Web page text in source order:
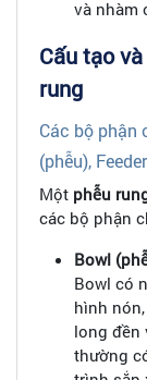
và nhàm
Cấu tạo
rung
Các bộ phận
(phễu),
Một phễu
các bộ phận
Bowl
Bowl có
hình
long đền
thường